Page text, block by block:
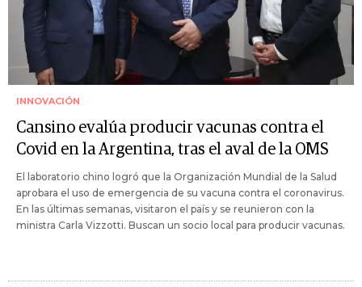
INNOVACIÓN
Cansino evalúa producir vacunas contra el
Covid en la Argentina, tras el aval de la OMS
El laboratorio chino logró que la Organización Mundial de la Salud
aprobara el uso de emergencia de su vacuna contra el coronavirus.
En las últimas semanas, visitaron el país y se reunieron con la
ministra Carla Vizzotti. Buscan un socio local para producir vacunas.